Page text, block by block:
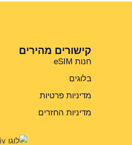
קישורים מהירים
חנות eSIM
בלוגים
מדיניות פרטיות
מדיניות החזרים